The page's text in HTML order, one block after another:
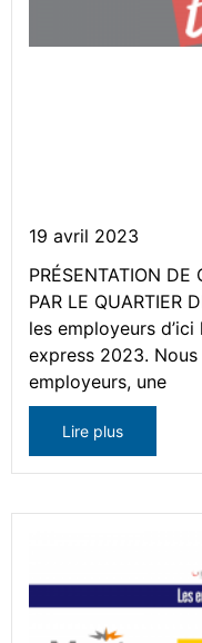
19 avril 2023
PRÉSENTATION DE
PAR LE QUARTIER
les employeurs
express 2023.
employeurs, une
Lire plus